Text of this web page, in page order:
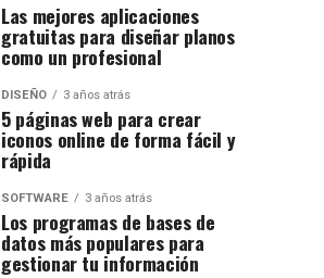
Las mejores aplicaciones
gratuitas para diseñar planos
como un profesional
DISEÑO 3 años atrás
5 páginas web para crear
iconos online de forma fácil y
rápida
SOFTWARE 3 años atrás
Los programas de bases de
datos más populares para
gestionar tu información